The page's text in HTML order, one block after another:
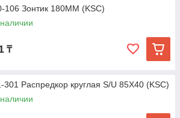
106 Зонтик 180MM (KSC)
₸
301 Распредкор круглая S/U 85X40 (KSC)